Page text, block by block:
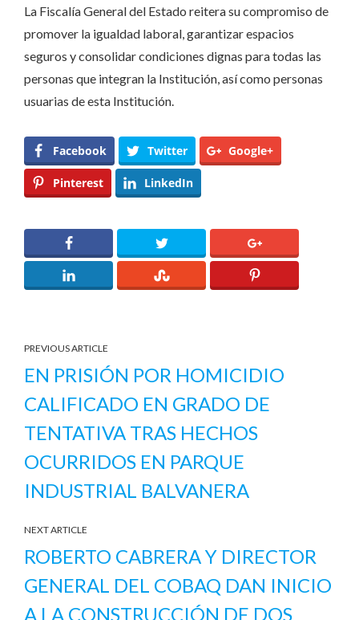
La Fiscalía General del Estado reitera su compromiso de
promover la igualdad laboral, garantizar espacios
seguros y consolidar condiciones dignas para todas las
personas que integran la Institución, así como personas
usuarias de esta Institución.
Facebook Twitter Google+
Pinterest LinkedIn
PREVIOUS ARTICLE
EN PRISIÓN POR HOMICIDIO
CALIFICADO EN GRADO DE
TENTATIVA TRAS HECHOS
OCURRIDOS EN PARQUE
INDUSTRIAL BALVANERA
NEXT ARTICLE
ROBERTO CABRERA Y DIRECTOR
GENERAL DEL COBAQ DAN INICIO
A LA CONSTRUCCIÓN DE DOS